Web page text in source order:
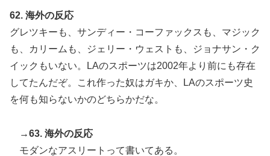
62. 海外の反応
グレツキーも、サンディー・コーファックスも、マジック
も、カリームも、ジェリー・ウェストも、ジョナサン・ク
イックもいない。LAのスポーツは2002年より前にも存在
してたんだぞ。これ作った奴はガキか、LAのスポーツ史
を何も知らないかのどちらかだな。
→63. 海外の反応
モダンなアスリートって書いてある。